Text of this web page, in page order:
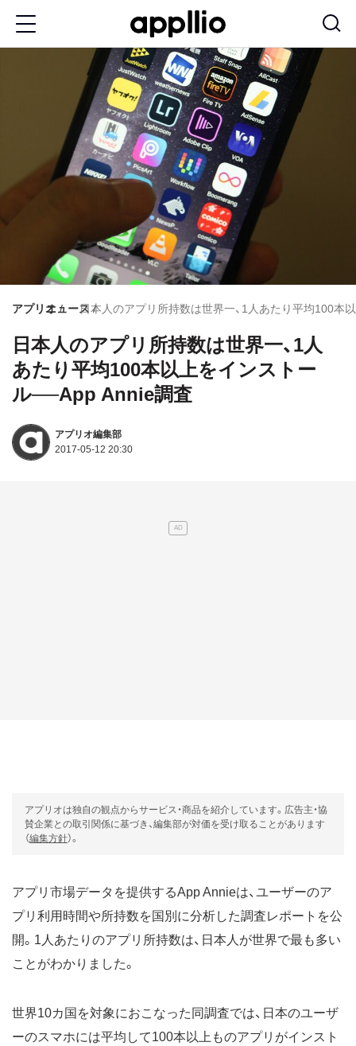
ツ
アプリオニュース日本人のアプリ所持数は世界一、1人あたり平均100
日本人のアプリ所持数は世界一、1人
あたり平均100本以上をインストー
ル──App Annie調査
アプリオ編集部
2017-05-12 20:30
アプリオは独自の観点からサービス・商品を紹介しています。広告主・協
賛企業との取引関係に基づき、編集部が対価を受け取ることがあります
（編集方針）。
アプリ市場データを提供するApp Annieは、ユーザーのア
プリ利用時間や所持数を国別に分析した調査レポートを公
開。1人あたりのアプリ所持数は、日本人が世界で最も多い
ことがわかりました。
世界10カ国を対象におこなった同調査では、日本のユーザ
ーのスマホには平均して100本以上ものアプリがインスト